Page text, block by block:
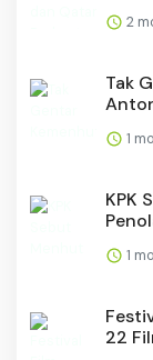
2
Tak
1
KPK
1
22